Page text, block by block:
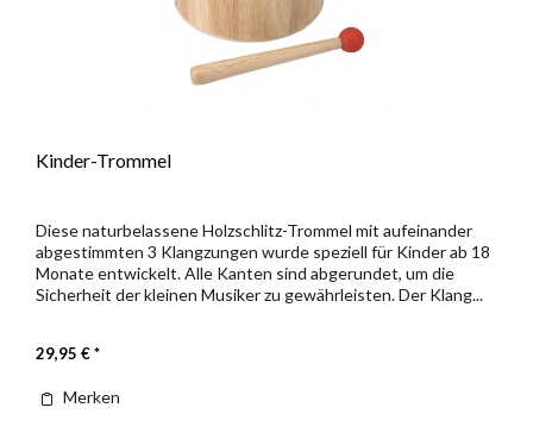
Kinder-Trommel
Diese naturbelassene Holzschlitz-Trommel mit aufeinander
abgestimmten 3 Klangzungen wurde speziell für Kinder ab 18
Monate entwickelt. Alle Kanten sind abgerundet, um die
Sicherheit der kleinen Musiker zu gewährleisten. Der Klang...
29,95 € *
Merken